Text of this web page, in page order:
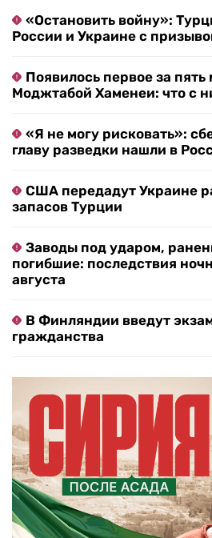
«Остановить войну»:
России и Украине с
Появилось первое за
Моджтабой Хаменеи: что с
«Я не могу рисковать»:
главу разведки нашли в
США передадут Украине
запасов Турции
Заводы под ударом,
погибшие: последствия
августа
В Финляндии введут
гражданства